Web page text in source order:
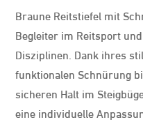
Braune Reitstiefel mit
Begleiter im Reitsport
Disziplinen. Dank ihres
funktionalen Schnürung
sicheren Halt im
eine individuelle